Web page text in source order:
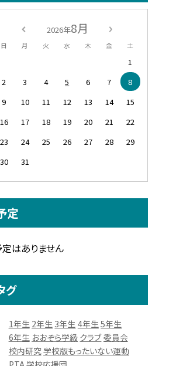
2026年8月
日 月 火 水 木 金 土
1
2
3 4 5 6 7
8
9
10 11 12 13 14
15
16
17 18 19 20 21
22
23
24 25 26 27 28
29
30
31
定
はありません
グ
1年生 2年生 3年生 4年生5年生
6年生 おおぞら学級 クラブ委員会
校内研究学校版もったいない運動